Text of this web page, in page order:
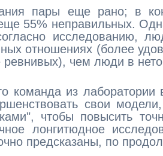
пары еще рано; в
55% неправильных.
исследованию,
отношениях (более
чем люди в
команда из лаборатории
свои
чтобы повысить
лонгитюдное
предсказаны, по